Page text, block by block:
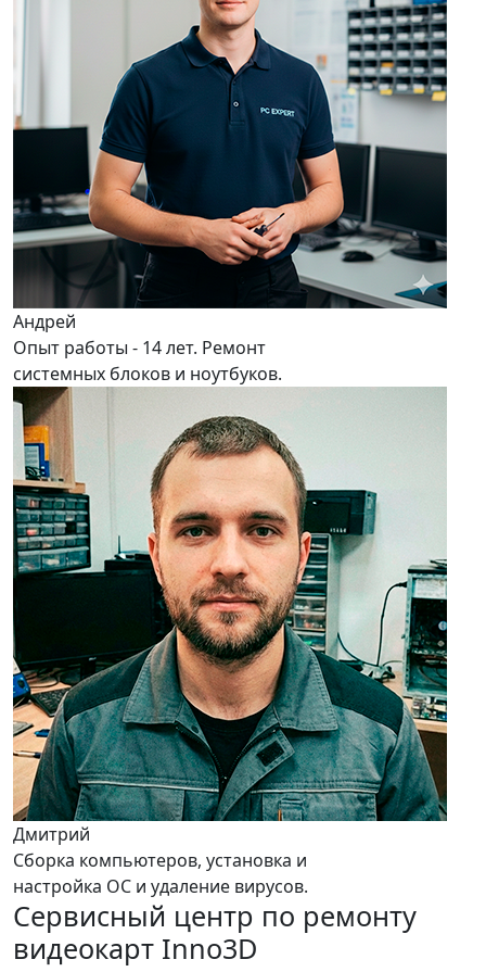
Андрей
Опыт работы - 14 лет. Ремонт
системных блоков и ноутбуков.
Дмитрий
Сборка компьютеров, установка и
настройка ОС и удаление вирусов.
Сервисный центр по ремонту
видеокарт Inno3D